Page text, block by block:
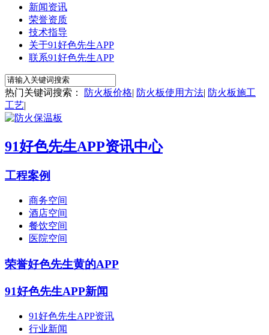
新闻资讯
荣誉资质
技术指导
关于91好色先生APP
联系91好色先生APP
热门关键词搜索： 防火板价格| 防火板使用方法| 防火板施工
工艺|
91好色先生APP资讯中心
工程案例
商务空间
酒店空间
餐饮空间
医院空间
荣誉好色先生黄的APP
91好色先生APP新闻
91好色先生APP资讯
行业新闻